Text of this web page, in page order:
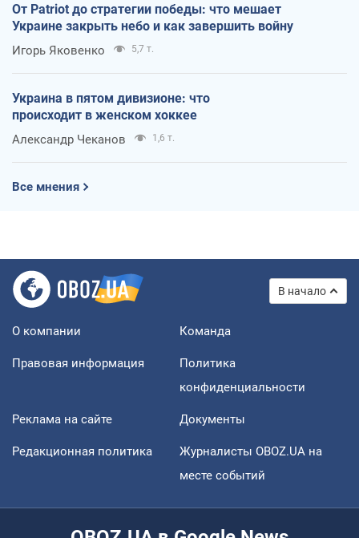
От Patriot до стратегии победы: что мешает
Украине закрыть небо и как завершить войну
Игорь Яковенко 5,7 т.
Украина в пятом дивизионе: что
происходит в женском хоккее
Александр Чеканов 1,6 т.
Все мнения
В начало
О компании Команда
Правовая информация
Политика
конфиденциальности
Реклама на сайте Документы
Редакционная политика
Журналисты OBOZ.UA на
месте событий